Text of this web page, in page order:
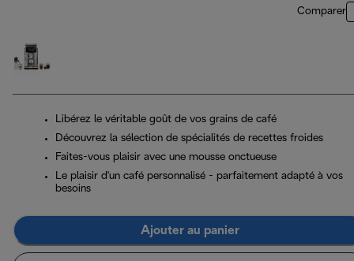
Comparer
Libérez le véritable goût de vos grains de café
Découvrez la sélection de spécialités de recettes froides
Faites-vous plaisir avec une mousse onctueuse
Le plaisir d'un café personnalisé - parfaitement adapté à vos
besoins
Ajouter au panier